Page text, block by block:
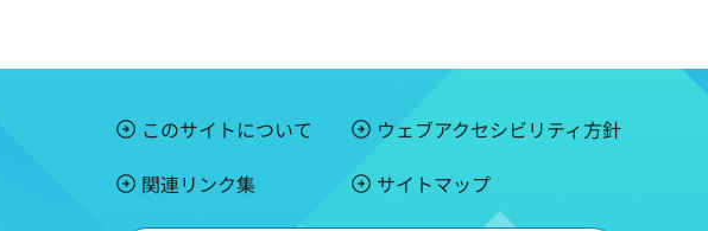
このサイトについて
ウェブアクセシビリティ方針
関連リンク集
サイトマップ